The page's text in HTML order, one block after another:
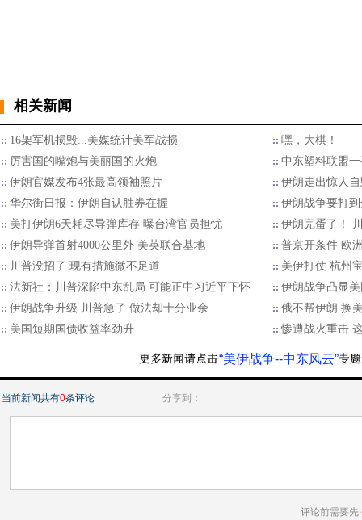
相关新闻
16架军机损毁...美媒统计美军战损
嘿，大棋！
厉害国的嘴炮与美丽国的火炮
中东塑料联盟
伊朗官媒发布4张最高领袖照片
伊朗走出惊人
华尔街日报：伊朗自认胜券在握
伊朗战争要打
美打伊朗6天耗尽导弹库存 曝台湾官员担忧
伊朗完蛋了！
伊朗导弹首射4000公里外 美英联合基地
普京开条件 欧
川普没招了 现有措施微不足道
美伊打仗 杭州
法新社：川普深陷中东乱局 可能正中习近平下怀
伊朗战争凸显
伊朗战争升级 川普急了 做法却十分业余
俄不帮伊朗 换
美国短期国债收益率劲升
惨遭战火重击
“美伊战争--中东风云”
当前新闻共有0条评论 分享到：
评论前需要先